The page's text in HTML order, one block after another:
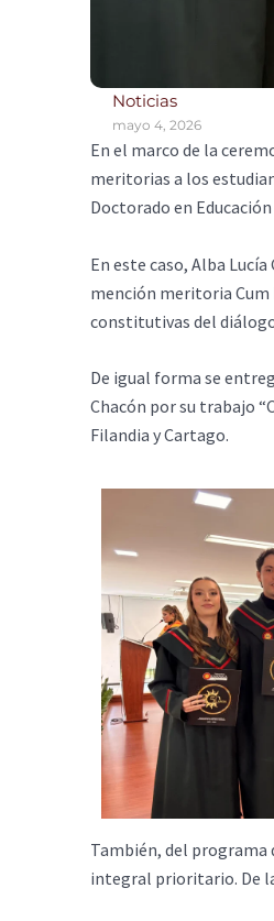
Noticias
mayo 4, 2026
En el marco de la
meritorias a los
Doctorado en
En este caso, Alba
mención meritoria Cum
constitutivas del diálogo
De igual forma se
Chacón por su trabajo
Filandia y Cartago.
También, del programa
integral prioritario. De